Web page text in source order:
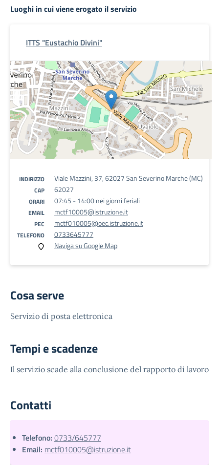
Luoghi in cui viene erogato il servizio
ITTS "Eustachio Divini"
INDIRIZZO Viale Mazzini, 37, 62027 San Severino Marche (MC)
CAP 62027
ORARI 07:45 - 14:00 nei giorni feriali
EMAIL mctf10005@istruzione.it
PEC mctf010005@oec.istruzione.it
TELEFONO
0733645777
Naviga su Google Map
Cosa serve
Servizio di posta elettronica
Tempi e scadenze
Il servizio scade alla conclusione del rapporto di lavoro
Contatti
Telefono: 0733/645777
Email: mctf010005@istruzione.it